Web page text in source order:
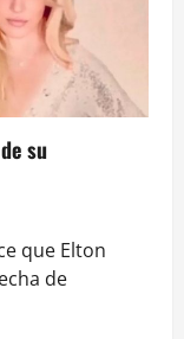
su
que Elton
de